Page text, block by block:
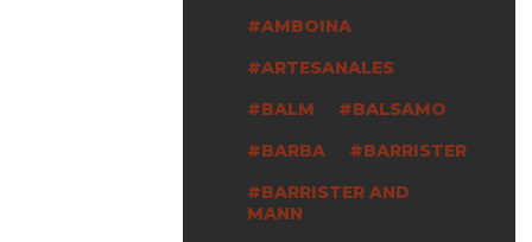
AMBOINA
ARTESANALES
BALM
BALSAMO
BARBA
BARRISTER
BARRISTER AND
MANN